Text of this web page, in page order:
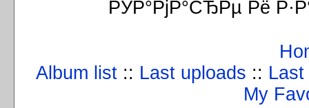
РЎР°РјР°СЂРµ Рё
Album list :: Last uploads ::
My